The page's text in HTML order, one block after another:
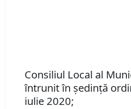
Consiliul Local al
întrunit în şedinţă
iulie 2020;